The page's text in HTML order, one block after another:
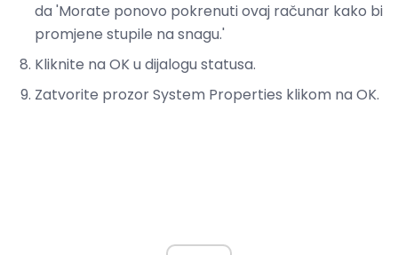
da 'Morate ponovo pokrenuti ovaj računar kako bi
promjene stupile na snagu.'
Kliknite na OK u dijalogu statusa.
Zatvorite prozor System Properties klikom na OK.